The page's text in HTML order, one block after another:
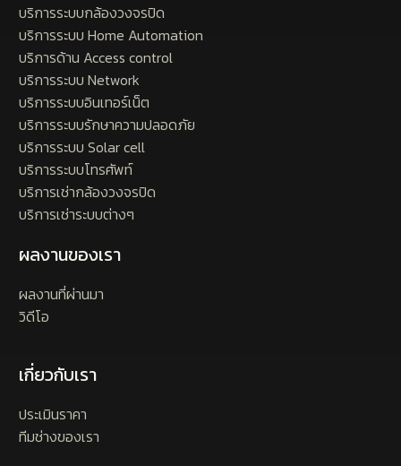
บริการระบบกล้องวงจรปิด
บริการระบบ Home Automation
บริการด้าน Access control
บริการระบบ Network
บริการระบบอินเทอร์เน็ต
บริการระบบรักษาความปลอดภัย
บริการระบบ Solar cell
บริการระบบโทรศัพท์
บริการเช่ากล้องวงจรปิด
บริการเช่าระบบต่างๆ
ผลงานของเรา
ผลงานที่ผ่านมา
วิดีโอ
เกี่ยวกับเรา
ประเมินราคา
ทีมช่างของเรา